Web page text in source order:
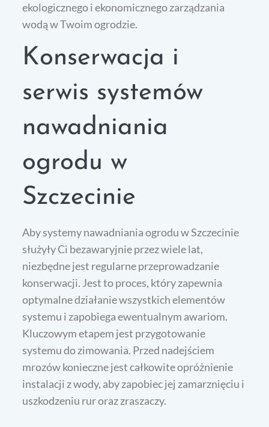
ekologicznego i ekonomicznego zarządzania
wodą w Twoim ogrodzie.
Konserwacja i
serwis systemów
nawadniania
ogrodu w
Szczecinie
Aby systemy nawadniania ogrodu w Szczecinie
służyły Ci bezawaryjnie przez wiele lat,
niezbędne jest regularne przeprowadzanie
konserwacji. Jest to proces, który zapewnia
optymalne działanie wszystkich elementów
systemu i zapobiega ewentualnym awariom.
Kluczowym etapem jest przygotowanie
systemu do zimowania. Przed nadejściem
mrozów konieczne jest całkowite opróżnienie
instalacji z wody, aby zapobiec jej zamarznięciu i
uszkodzeniu rur oraz zraszaczy.